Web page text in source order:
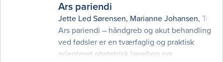
Ars pariendi
Jette Led Sørensen, Marianne Johansen, Tom
Ars pariendi – håndgreb og akut behandling
ved fødsler er en tværfaglig og praktisk
orienteret obstetrisk lærebog om